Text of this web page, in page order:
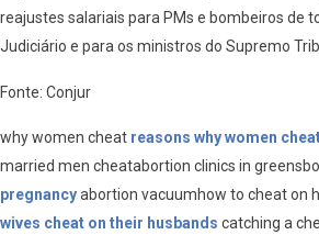
reajustes salariais para PMs e bombeiros de
Judiciário e para os ministros do Supremo
Fonte: Conjur
why women cheat reasons why women
married men cheatabortion clinics in
pregnancyabortion vacuumhow to cheat on
wives cheat on their husbands catching a